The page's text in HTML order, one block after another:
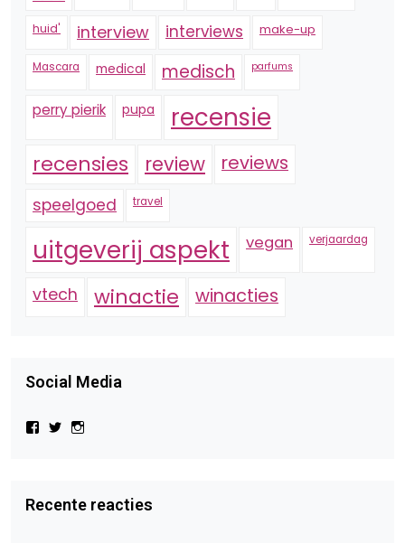
huid' interview interviews make-up
Mascara medical medisch parfums
perry pierik pupa recensie
recensies review reviews
speelgoed travel
uitgeverij aspekt vegan verjaardag
vtech winactie winacties
Social Media
Bekijk
Beauty-
147775071915783/?
Bekijk
op
Twitter
op
Instagram
Recente reacties